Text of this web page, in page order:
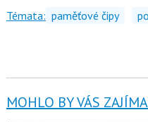
Témata: paměťové čipy
MOHLO BY VÁS